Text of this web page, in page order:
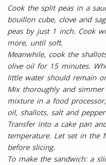
Cook the split peas in a
bouillon cube, clove and
peas by just 1 inch. Cook
more, until soft.
Meanwhile, cook the
olive oil for 15 minutes.
little water should remain
Mix thoroughly and
mixture in a food
oil, shallots, salt and
Transfer into a cake pan
temperature. Let set in the
before slicing.
To make the sandwich: a